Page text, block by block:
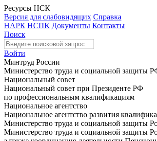
Ресурсы НСК
Версия для слабовидящих Справка
НАРК НСПК Документы Контакты
Поиск
Войти
Минтруд России
Министерство труда и социальной защиты
Национальный совет
Национальный совет при Президенте РФ
по профессиональным квалификациям
Национальное агентство
Национальное агентство развития
Министерство труда и социальной защиты
Министерство труда и социальной защиты